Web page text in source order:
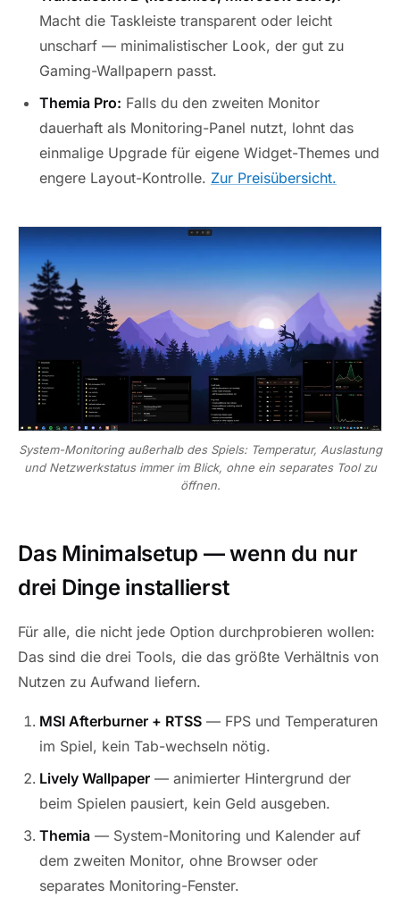
Macht die Taskleiste transparent oder leicht
unscharf — minimalistischer Look, der gut zu
Gaming-Wallpapern passt.
Themia Pro: Falls du den zweiten Monitor
dauerhaft als Monitoring-Panel nutzt, lohnt das
einmalige Upgrade für eigene Widget-Themes und
engere Layout-Kontrolle. Zur Preisübersicht.
System-Monitoring außerhalb des Spiels: Temperatur, Auslastung
und Netzwerkstatus immer im Blick, ohne ein separates Tool zu
öffnen.
Das Minimalsetup — wenn du nur
drei Dinge installierst
Für alle, die nicht jede Option durchprobieren wollen:
Das sind die drei Tools, die das größte Verhältnis von
Nutzen zu Aufwand liefern.
MSI Afterburner + RTSS — FPS und Temperaturen
im Spiel, kein Tab-wechseln nötig.
Lively Wallpaper — animierter Hintergrund der
beim Spielen pausiert, kein Geld ausgeben.
Themia — System-Monitoring und Kalender auf
dem zweiten Monitor, ohne Browser oder
separates Monitoring-Fenster.